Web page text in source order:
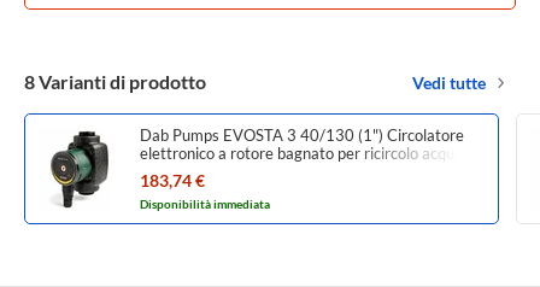
8 Varianti di prodotto Vedi tutte
Dab Pumps EVOSTA 3 40/130 (1") Circolatore
elettronico a rotore bagnato per ricircolo acqua in
impianti di riscaldamento e condizionamento,
bocche filettate DN25 (G 1” 1/2), portata max
2.9 m³/h - prevalenza max 4 m 60186086
183,74 €
Disponibilità immediata